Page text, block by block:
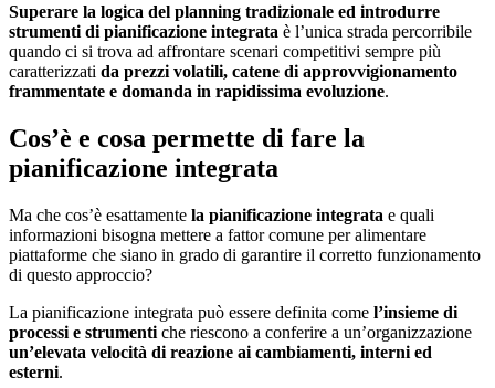
Superare la logica del planning tradizionale ed introdurre
strumenti di pianificazione integrata è l’unica strada percorribile
quando ci si trova ad affrontare scenari competitivi sempre più
caratterizzati da prezzi volatili, catene di approvvigionamento
frammentate e domanda in rapidissima evoluzione.
Cos’è e cosa permette di fare la
pianificazione integrata
Ma che cos’è esattamente la pianificazione integrata e quali
informazioni bisogna mettere a fattor comune per alimentare
piattaforme che siano in grado di garantire il corretto funzionamento
di questo approccio?
La pianificazione integrata può essere definita come l’insieme di
processi e strumenti che riescono a conferire a un’organizzazione
un’elevata velocità di reazione ai cambiamenti, interni ed
esterni.